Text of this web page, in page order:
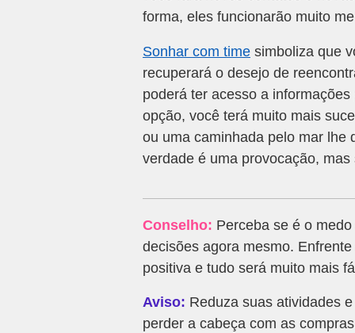
forma, eles funcionarão muito
Sonhar com time simboliza que
recuperará o desejo de
poderá ter acesso a
opção, você terá muito mais
ou uma caminhada pelo mar lhe
verdade é uma provocação,
Conselho: Perceba se é o
decisões agora mesmo.
positiva e tudo será muito mais
Aviso: Reduza suas atividades
perder a cabeça com as